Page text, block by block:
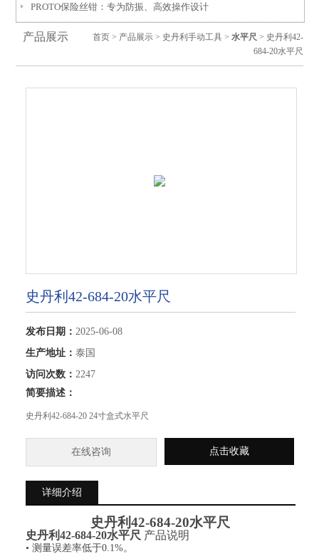
PROTO保险丝钳：专为防振、高效操作设计
产品展示 首页> 产品展示> 史丹利手动工具> 水平尺> 史丹利42-
684-20水平尺
史丹利42-684-20水平尺
发布日期： 2025-06-08
生产地址： 泰国
访问次数： 2247
简要描述：
史丹利42-684-20 24寸盒式水平尺
在线咨询 点击收藏
详细介绍
史丹利42-684-20水平尺
史丹利42-684-20水平尺 产品说明
• 测量误差率低于0.1%。